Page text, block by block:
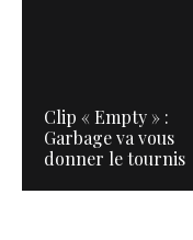
Clip « Empty » :
Garbage va vous
donner le tournis